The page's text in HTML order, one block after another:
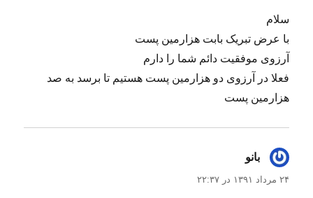
سلام
با عرض تبریک بابت هزارمین پست
آرزوی موفقیت دائم شما را دارم
فعلا در آرزوی دو هزارمین پست هستیم تا برسد به صد
هزارمین پست
بانو
۲۴ مرداد ۱۳۹۱ در ۲۲:۳۷